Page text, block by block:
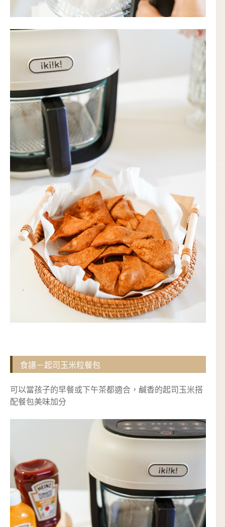
食譜－起司玉米粒餐包
可以當孩子的早餐或下午茶都適合，鹹香的起司玉米搭
配餐包美味加分